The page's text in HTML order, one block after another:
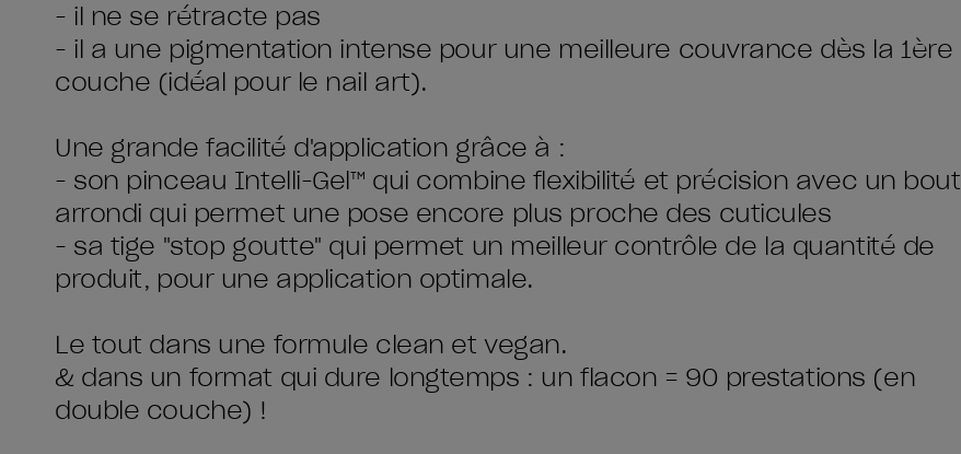
- il ne se rétracte pas
- il a une pigmentation intense pour une meilleure couvrance dès la 1ère
couche (idéal pour le nail art).
Une grande facilité d'application grâce à :
- son pinceau Intelli-Gel™ qui combine flexibilité et précision avec un bout
arrondi qui permet une pose encore plus proche des cuticules
- sa tige "stop goutte" qui permet un meilleur contrôle de la quantité de
produit, pour une application optimale.
Le tout dans une formule clean et vegan.
& dans un format qui dure longtemps : un flacon = 90 prestations (en
double couche) !